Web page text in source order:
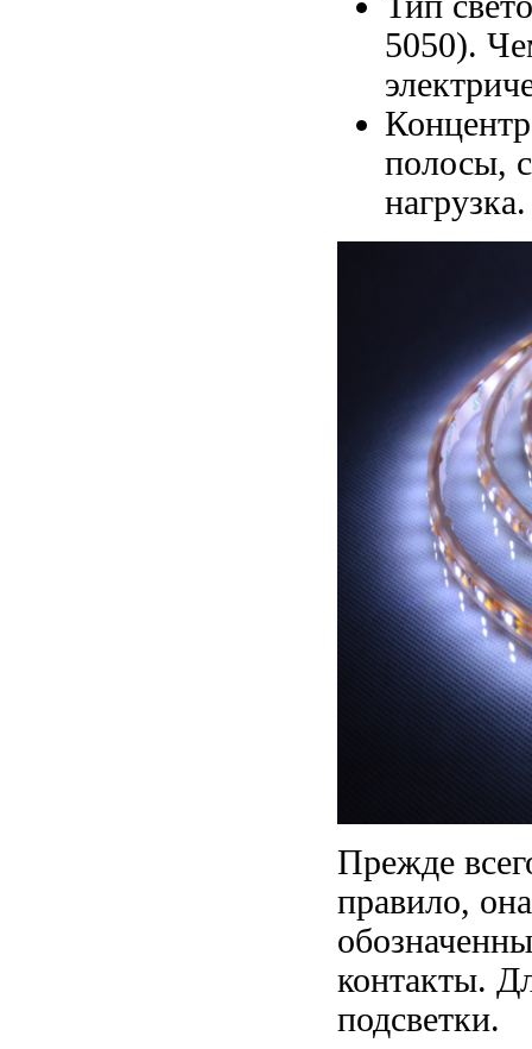
5050).
полосы,
нагрузка.
Прежде
правило,
контакты.
подсветки.